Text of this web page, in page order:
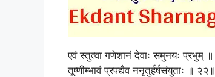
एवं स्तुत्वा गणेशानं देवाः समुनयः प्रभुम् ॥
तूष्णीम्भावं प्रपद्यैव ननृतुर्हर्षसंयुताः ॥ २२॥